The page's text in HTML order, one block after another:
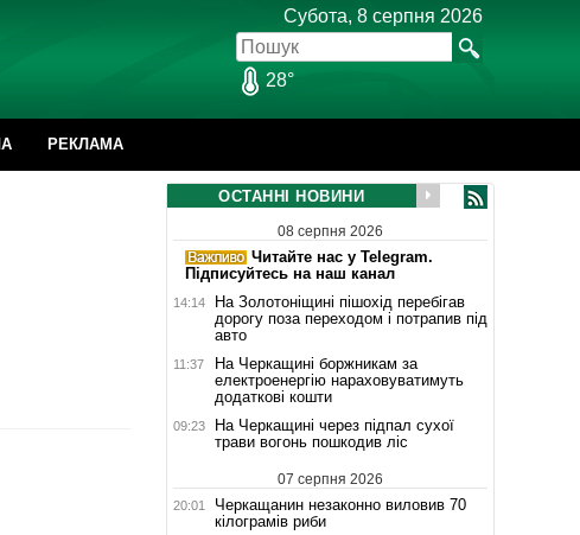
Субота, 8 серпня 2026
28°
РЕКЛАМА
ОСТАННІ НОВИНИ
08 серпня 2026
Читайте нас у Telegram.
Підписуйтесь на наш канал
14:14
На Золотоніщині пішохід перебігав
дорогу поза переходом і потрапив під
авто
11:37
На Черкащині боржникам за
електроенергію нараховуватимуть
додаткові кошти
09:23
На Черкащині через підпал сухої
трави вогонь пошкодив ліс
07 серпня 2026
20:01
Черкащанин незаконно виловив 70
кілограмів риби